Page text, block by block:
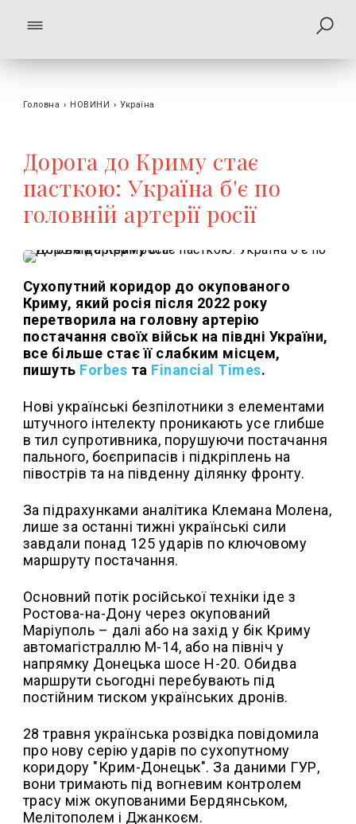
Головна › НОВИНИ › Україна
Дорога до Криму стає
пасткою: Україна б'є по
головній артерії росії
Сухопутний коридор до окупованого
Криму, який росія після 2022 року
перетворила на головну артерію
постачання своїх військ на півдні України,
все більше стає її слабким місцем,
пишуть Forbes та Financial Times.
Нові українські безпілотники з елементами
штучного інтелекту проникають усе глибше
в тил супротивника, порушуючи постачання
пального, боєприпасів і підкріплень на
півострів та на південну ділянку фронту.
За підрахунками аналітика Клемана Молена,
лише за останні тижні українські сили
завдали понад 125 ударів по ключовому
маршруту постачання.
Основний потік російської техніки іде з
Ростова-на-Дону через окупований
Маріуполь – далі або на захід у бік Криму
автомагістраллю М-14, або на північ у
напрямку Донецька шосе H-20. Обидва
маршрути сьогодні перебувають під
постійним тиском українських дронів.
28 травня українська розвідка повідомила
про нову серію ударів по сухопутному
коридору "Крим-Донецьк". За даними ГУР,
вони тримають під вогневим контролем
трасу між окупованими Бердянськом,
Мелітополем і Джанкоєм.